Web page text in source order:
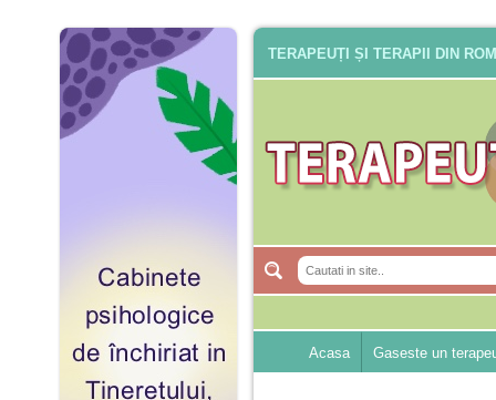
TERAPEUȚI ȘI TERAPII DIN
Acasa Gaseste un